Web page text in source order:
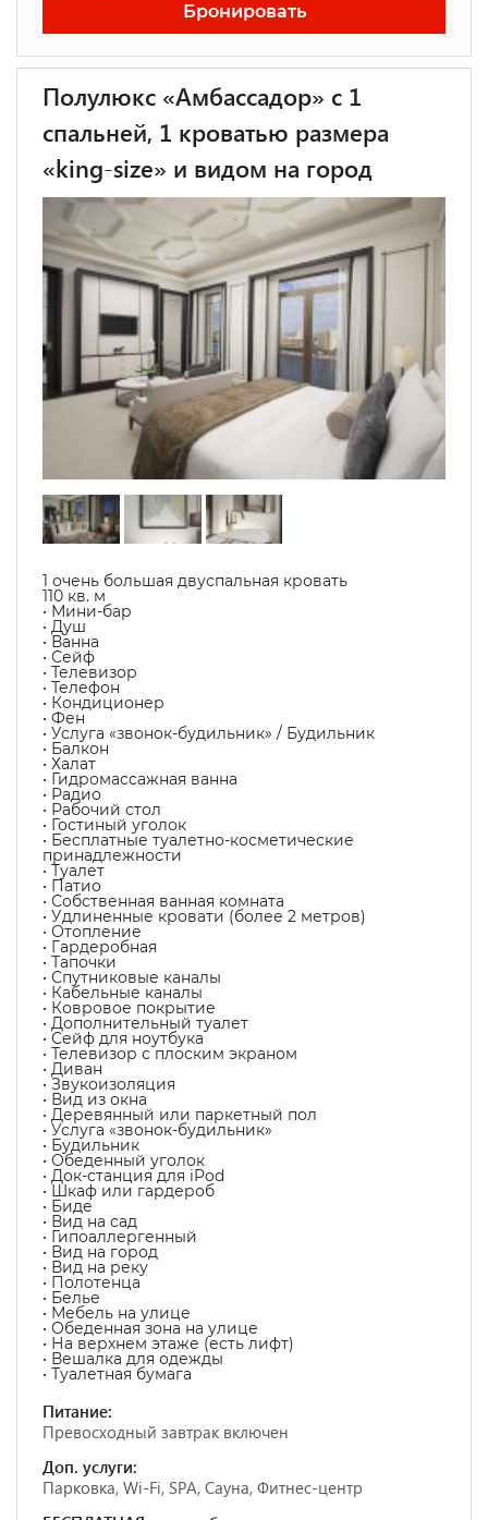
Бронировать
Полулюкс «Амбассадор» с 1
спальней, 1 кроватью размера
«king-size» и видом на город
1 очень большая двуспальная кровать
110 кв. м
• Мини-бар
• Душ
• Ванна
• Сейф
• Телевизор
• Телефон
• Кондиционер
• Фен
• Услуга «звонок-будильник» / Будильник
• Балкон
• Халат
• Гидромассажная ванна
• Радио
• Рабочий стол
• Гостиный уголок
• Бесплатные туалетно-косметические
принадлежности
• Туалет
• Патио
• Собственная ванная комната
• Удлиненные кровати (более 2 метров)
• Отопление
• Гардеробная
• Тапочки
• Спутниковые каналы
• Кабельные каналы
• Ковровое покрытие
• Дополнительный туалет
• Сейф для ноутбука
• Телевизор с плоским экраном
• Диван
• Звукоизоляция
• Вид из окна
• Деревянный или паркетный пол
• Услуга «звонок-будильник»
• Будильник
• Обеденный уголок
• Док-станция для iPod
• Шкаф или гардероб
• Биде
• Вид на сад
• Гипоаллергенный
• Вид на город
• Вид на реку
• Полотенца
• Белье
• Мебель на улице
• Обеденная зона на улице
• На верхнем этаже (есть лифт)
• Вешалка для одежды
• Туалетная бумага
Питание:
Превосходный завтрак включен
Доп. услуги:
Парковка, Wi-Fi, SPA, Сауна, Фитнес-центр